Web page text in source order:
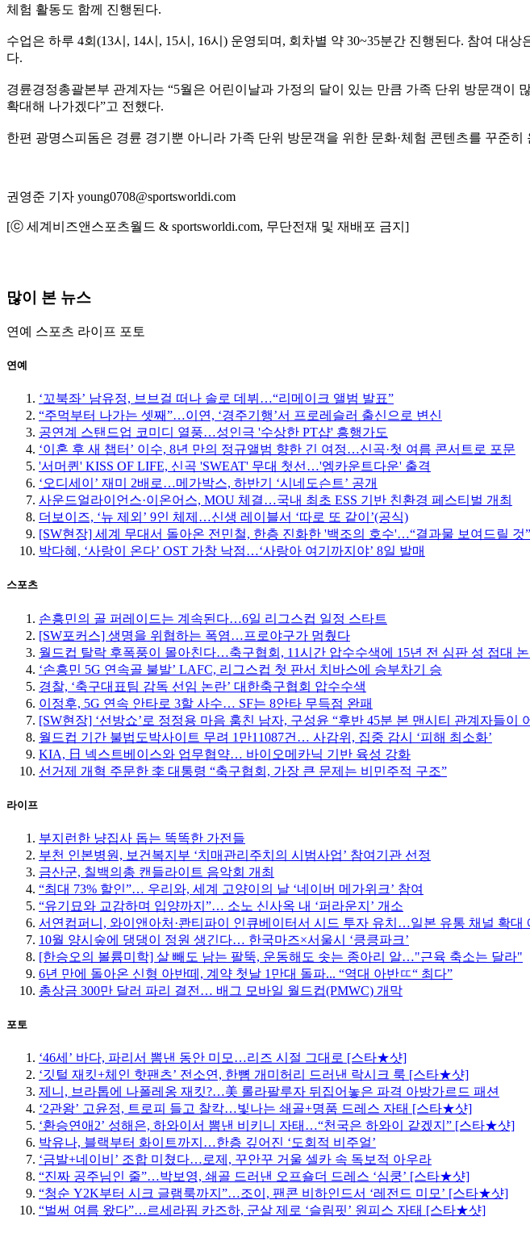
체험 활동도 함께 진행된다.
수업은 하루 4회(13시, 14시, 15시, 16시) 운영되며, 회차별 약 30~35분간 진행된다. 참여 대
다.
경륜경정총괄본부 관계자는 “5월은 어린이날과 가정의 달이 있는 만큼 가족 단위 방문객이
확대해 나가겠다”고 전했다.
한편 광명스피돔은 경륜 경기뿐 아니라 가족 단위 방문객을 위한 문화·체험 콘텐츠를 꾸준
권영준 기자 young0708@sportsworldi.com
[ⓒ 세계비즈앤스포츠월드 & sportsworldi.com, 무단전재 및 재배포 금지]
많이 본 뉴스
연예 스포츠 라이프 포토
연예
‘꼬북좌’ 남유정, 브브걸 떠나 솔로 데뷔…“리메이크 앨범 발표”
“주먹부터 나가는 셋째”…이연, ‘경주기행’서 프로레슬러 출신으로 변신
공연계 스탠드업 코미디 열풍…성인극 '수상한 PT샵' 흥행가도
‘이혼 후 새 챕터’ 이수, 8년 만의 정규앨범 향한 긴 여정…신곡·첫 여름 콘서트로 포문
'서머퀸' KISS OF LIFE, 신곡 'SWEAT' 무대 첫선…'엠카운트다운' 출격
‘오디세이’ 재미 2배로…메가박스, 하반기 ‘시네도슨트’ 공개
사운드얼라이언스·이온어스, MOU 체결…국내 최초 ESS 기반 친환경 페스티벌 개최
더보이즈, ‘뉴 제외’ 9인 체제…신생 레이블서 ‘따로 또 같이’(공식)
[SW현장] 세계 무대서 돌아온 전민철, 한층 진화한 '백조의 호수'…“결과물 보여드릴 것”
박다혜, ‘사랑이 온다’ OST 가창 낙점…‘사랑아 여기까지야’ 8일 발매
스포츠
손흥민의 골 퍼레이드는 계속된다…6일 리그스컵 일정 스타트
[SW포커스] 생명을 위협하는 폭염…프로야구가 멈췄다
월드컵 탈락 후폭풍이 몰아친다…축구협회, 11시간 압수수색에 15년 전 심판 성 접대 논
‘손흥민 5G 연속골 불발’ LAFC, 리그스컵 첫 판서 치바스에 승부차기 승
경찰, ‘축구대표팀 감독 선임 논란’ 대한축구협회 압수수색
이정후, 5G 연속 안타로 3할 사수… SF는 8안타 무득점 완패
[SW현장] ‘선방쇼’로 정정용 마음 훔친 남자, 구성윤 “후반 45분 본 맨시티 관계자들이
월드컵 기간 불법도박사이트 무려 1만11087건… 사감위, 집중 감시 ‘피해 최소화’
KIA, 日 넥스트베이스와 업무협약… 바이오메카닉 기반 육성 강화
선거제 개혁 주문한 李 대통령 “축구협회, 가장 큰 문제는 비민주적 구조”
라이프
부지런한 냥집사 돕는 똑똑한 가전들
부천 인본병원, 보건복지부 ‘치매관리주치의 시범사업’ 참여기관 선정
금산군, 칠백의총 캔들라이트 음악회 개최
“최대 73% 할인”… 우리와, 세계 고양이의 날 ‘네이버 메가위크’ 참여
“유기묘와 교감하며 입양까지”… 소노 신사옥 내 ‘퍼라운지’ 개소
서연컴퍼니, 와이앤아처·콴티파이 인큐베이터서 시드 투자 유치…일본 유통 채널 확대
10월 양시숲에 댕댕이 정원 생긴다… 한국마즈×서울시 ‘킁킁파크’
[한승오의 볼륨미학] 살 빼도 남는 팔뚝, 운동해도 솟는 종아리 알…"근육 축소는 달라"
6년 만에 돌아온 신형 아반떼, 계약 첫날 1만대 돌파... “역대 아반ㄸ“ 최다”
총상금 300만 달러 파리 결전… 배그 모바일 월드컵(PMWC) 개막
포토
‘46세’ 바다, 파리서 뽐낸 동안 미모…리즈 시절 그대로 [스타★샷]
‘깃털 재킷+체인 핫팬츠’ 전소연, 한뼘 개미허리 드러낸 락시크 룩 [스타★샷]
제니, 브라톱에 나폴레옹 재킷?…美 롤라팔루자 뒤집어놓은 파격 아방가르드 패션
‘2관왕’ 고윤정, 트로피 들고 찰칵…빛나는 쇄골+명품 드레스 자태 [스타★샷]
‘환승연애2’ 성해은, 하와이서 뽐낸 비키니 자태…“천국은 하와이 같겠지” [스타★샷]
박유나, 블랙부터 화이트까지…한층 깊어진 ‘도회적 비주얼’
‘금발+네이비’ 조합 미쳤다…로제, 꾸안꾸 거울 셀카 속 독보적 아우라
“진짜 공주님인 줄”…박보영, 쇄골 드러낸 오프숄더 드레스 ‘심쿵’ [스타★샷]
“청순 Y2K부터 시크 글램룩까지”…조이, 팬콘 비하인드서 ‘레전드 미모’ [스타★샷]
“벌써 여름 왔다”…르세라핌 카즈하, 군살 제로 ‘슬림핏’ 원피스 자태 [스타★샷]